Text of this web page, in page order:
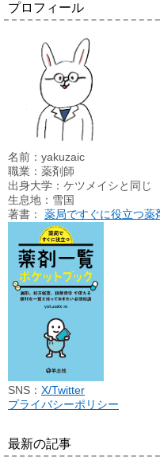
プロフィール
名前：yakuzaic
職業：薬剤師
出身大学：ケツメイシと同じ
生息地：雪国
著書： 薬局ですぐに役立つ薬
SNS： X/Twitter
プライバシーポリシー
最新の記事